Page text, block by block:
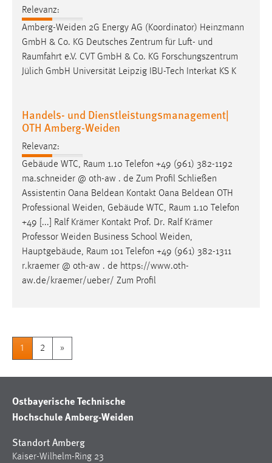
Relevanz:
Amberg-Weiden 2G Energy AG (Koordinator) Heinzmann
GmbH & Co. KG Deutsches Zentrum für Luft- und
Raumfahrt e.V. CVT GmbH & Co. KG Forschungszentrum
Jülich GmbH Universität Leipzig IBU-Tech Interkat KS K
Handels- und Dienstleistungsmanagement|
OTH Amberg-Weiden
Relevanz:
Gebäude WTC, Raum 1.10 Telefon +49 (961) 382-1192
ma.schneider @ oth-aw . de Zum Profil Schließen
Assistentin Oana Beldean Kontakt Oana Beldean OTH
Professional Weiden, Gebäude WTC, Raum 1.10 Telefon
+49 [...] Ralf Krämer Kontakt Prof. Dr. Ralf Krämer
Professor Weiden Business School Weiden,
Hauptgebäude, Raum 101 Telefon +49 (961) 382-1311
r.kraemer @ oth-aw . de https://www.oth-
aw.de/kraemer/ueber/ Zum Profil
1 2 »
Ostbayerische Technische
Hochschule Amberg-Weiden
Standort Amberg
Kaiser-Wilhelm-Ring 23